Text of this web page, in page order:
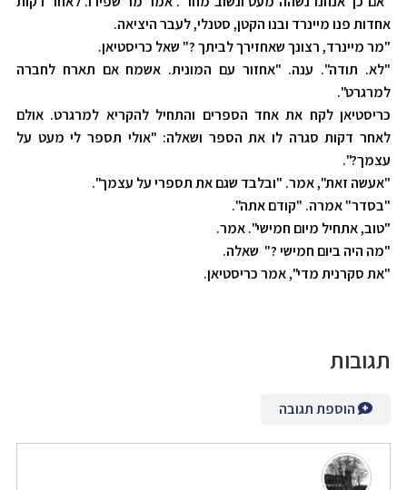
אחדות פנו מיינרד ובנו הקטן, סטנלי, לעבר היציאה.
"מר מיינרד, רצונך שאחזירך לביתך ?" שאל כריסטיאן.
"לא. תודה". ענה. "אחזור עם המונית. אשמח אם תארח לחברה
למרגרט".
כריסטיאן לקח את אחד הספרים והתחיל להקריא למרגרט. אולם
לאחר דקות סגרה לו את הספר ושאלה: "אולי תספר לי מעט על
עצמך?".
"אעשה זאת", אמר. "ובלבד שגם את תספרי על עצמך".
"בסדר" אמרה. "קודם אתה".
"טוב, אתחיל מיום חמישי". אמר.
"מה היה ביום חמישי ?" שאלה.
"את סקרנית מדי", אמר כריסטיאן.
תגובות
הוספת תגובה